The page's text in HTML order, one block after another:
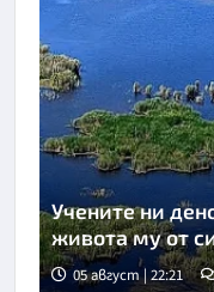
Учените ни
живота му от
05 август | 22:21